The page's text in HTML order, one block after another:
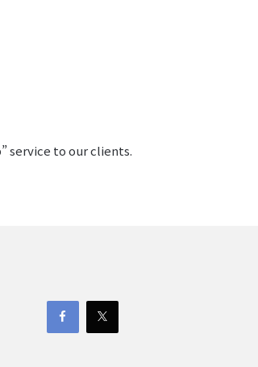
service to our clients.